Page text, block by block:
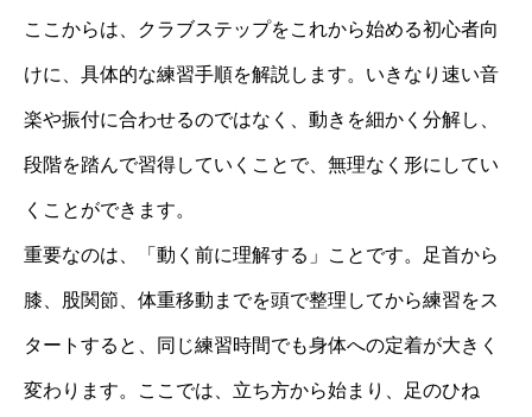
ここからは、クラブステップをこれから始める初心者向
けに、具体的な練習手順を解説します。いきなり速い音
楽や振付に合わせるのではなく、動きを細かく分解し、
段階を踏んで習得していくことで、無理なく形にしてい
くことができます。
重要なのは、「動く前に理解する」ことです。足首から
膝、股関節、体重移動までを頭で整理してから練習をス
タートすると、同じ練習時間でも身体への定着が大きく
変わります。ここでは、立ち方から始まり、足のひね